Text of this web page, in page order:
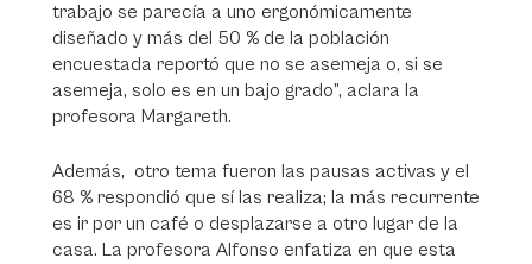
trabajo se parecía a uno ergonómicamente
diseñado y más del 50 % de la población
encuestada reportó que no se asemeja o, si se
asemeja, solo es en un bajo grado”, aclara la
profesora Margareth.
Además, otro tema fueron las pausas activas y el
68 % respondió que sí las realiza; la más recurrente
es ir por un café o desplazarse a otro lugar de la
casa. La profesora Alfonso enfatiza en que esta